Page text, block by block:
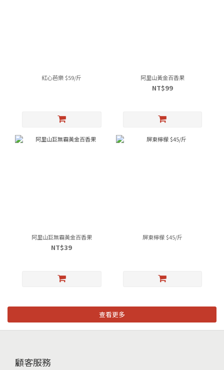
紅心芭樂 $59/斤 阿里山黃金百香果
NT$99
阿里山巨無霸黃金百香果
NT$39
屏東檸檬 $45/斤
查看更多
顧客服務